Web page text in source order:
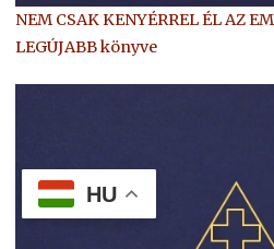
NEM CSAK KENYÉRREL ÉL AZ
LEGÚJABB könyve
HU